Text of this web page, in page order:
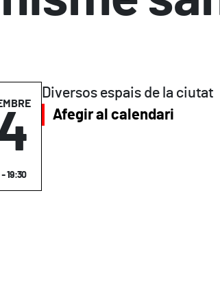
19:30
Diversos espais de la ciutat
Afegir al calendari